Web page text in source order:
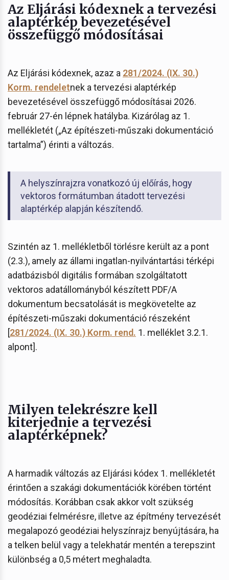
Az Eljárási kódexnek a tervezési
alaptérkép bevezetésével
összefüggő módosításai
Az Eljárási kódexnek, azaz a 281/2024. (IX. 30.)
Korm. rendeletnek a tervezési alaptérkép
bevezetésével összefüggő módosításai 2026.
február 27-én lépnek hatályba. Kizárólag az 1.
mellékletét („Az építészeti-műszaki dokumentáció
tartalma”) érinti a változás.
A helyszínrajzra vonatkozó új előírás, hogy
vektoros formátumban átadott tervezési
alaptérkép alapján készítendő.
Szintén az 1. mellékletből törlésre került az a pont
(2.3.), amely az állami ingatlan-nyilvántartási térképi
adatbázisból digitális formában szolgáltatott
vektoros adatállományból készített PDF/A
dokumentum becsatolását is megkövetelte az
építészeti-műszaki dokumentáció részeként
[281/2024. (IX. 30.) Korm. rend. 1. melléklet 3.2.1.
alpont].
Milyen telekrészre kell
kiterjednie a tervezési
alaptérképnek?
A harmadik változás az Eljárási kódex 1. mellékletét
érintően a szakági dokumentációk körében történt
módosítás. Korábban csak akkor volt szükség
geodéziai felmérésre, illetve az építmény tervezését
megalapozó geodéziai helyszínrajz benyújtására, ha
a telken belül vagy a telekhatár mentén a terepszint
különbség a 0,5 métert meghaladta.